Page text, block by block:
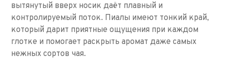
вытянутый вверх носик даёт плавный и
контролируемый поток. Пиалы имеют тонкий край,
который дарит приятные ощущения при каждом
глотке и помогает раскрыть аромат даже самых
нежных сортов чая.